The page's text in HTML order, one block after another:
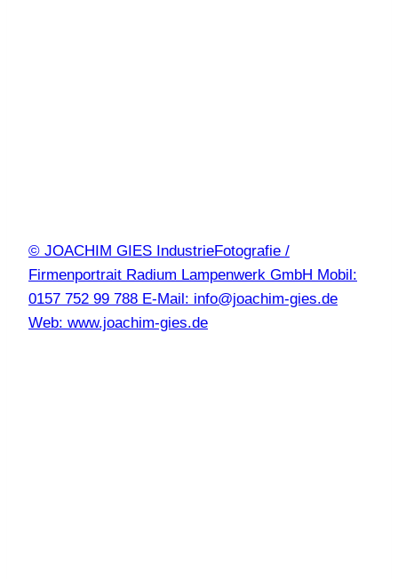
© JOACHIM GIES IndustrieFotografie /
Firmenportrait Radium Lampenwerk GmbH Mobil:
0157 752 99 788 E-Mail: info@joachim-gies.de
Web: www.joachim-gies.de